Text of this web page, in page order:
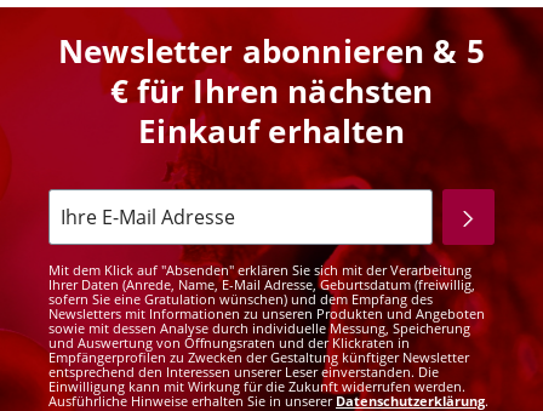
Newsletter abonnieren & 5
€ für Ihren nächsten
Einkauf erhalten
Mit dem Klick auf "Absenden" erklären Sie sich mit der Verarbeitung
Ihrer Daten (Anrede, Name, E-Mail Adresse, Geburtsdatum (freiwillig,
sofern Sie eine Gratulation wünschen) und dem Empfang des
Newsletters mit Informationen zu unseren Produkten und Angeboten
sowie mit dessen Analyse durch individuelle Messung, Speicherung
und Auswertung von Öffnungsraten und der Klickraten in
Empfängerprofilen zu Zwecken der Gestaltung künftiger Newsletter
entsprechend den Interessen unserer Leser einverstanden. Die
Einwilligung kann mit Wirkung für die Zukunft widerrufen werden.
Ausführliche Hinweise erhalten Sie in unsererDatenschutzerklärung.